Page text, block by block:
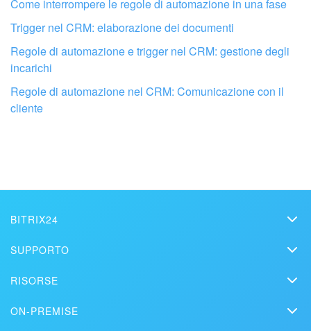
Fai configurare il tuo Bitrix24 a un
Come interrompere le regole di automazione in una fase
Trigger nel CRM: elaborazione dei documenti
Regole di automazione e trigger nel CRM: gestione degli
incarichi
Regole di automazione nel CRM: Comunicazione con il
cliente
BITRIX24
Media kit
Contatti
SUPPORTO
Tutorial
RISORSE
ON-PREMISE